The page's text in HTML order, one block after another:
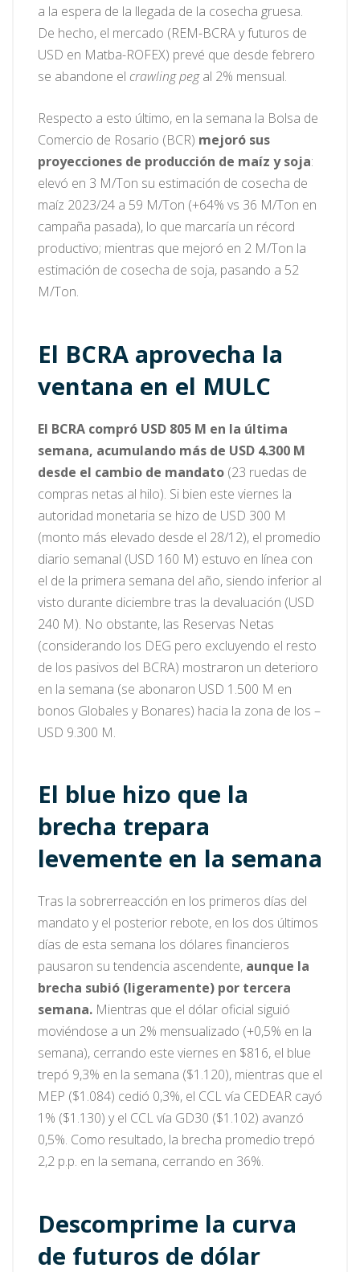
a la espera de la llegada de la cosecha gruesa.
De hecho, el mercado (REM-BCRA y futuros de
USD en Matba-ROFEX) prevé que desde febrero
se abandone el crawling pegal 2% mensual.
Respecto a esto último, en la semana la Bolsa de
Comercio de Rosario (BCR) mejoró sus
proyecciones de producción de maíz y soja:
elevó en 3 M/Ton su estimación de cosecha de
maíz 2023/24 a 59 M/Ton (+64% vs 36 M/Ton en
campaña pasada), lo que marcaría un récord
productivo; mientras que mejoró en 2 M/Ton la
estimación de cosecha de soja, pasando a 52
M/Ton.
El BCRA aprovecha la
ventana en el MULC
El BCRA compró USD 805 M en la última
semana, acumulando más de USD 4.300 M
desde el cambio de mandato (23 ruedas de
compras netas al hilo). Si bien este viernes la
autoridad monetaria se hizo de USD 300 M
(monto más elevado desde el 28/12), el promedio
diario semanal (USD 160 M) estuvo en línea con
el de la primera semana del año, siendo inferior al
visto durante diciembre tras la devaluación (USD
240 M). No obstante, las Reservas Netas
(considerando los DEG pero excluyendo el resto
de los pasivos del BCRA) mostraron un deterioro
en la semana (se abonaron USD 1.500 M en
bonos Globales y Bonares) hacia la zona de los –
USD 9.300 M.
El blue hizo que la
brecha trepara
levemente en la semana
Tras la sobrerreacción en los primeros días del
mandato y el posterior rebote, en los dos últimos
días de esta semana los dólares financieros
pausaron su tendencia ascendente, aunque la
brecha subió (ligeramente) por tercera
semana. Mientras que el dólar oficial siguió
moviéndose a un 2% mensualizado (+0,5% en la
semana), cerrando este viernes en $816, el blue
trepó 9,3% en la semana ($1.120), mientras que el
MEP ($1.084) cedió 0,3%, el CCL vía CEDEAR cayó
1% ($1.130) y el CCL vía GD30 ($1.102) avanzó
0,5%. Como resultado, la brecha promedio trepó
2,2 p.p. en la semana, cerrando en 36%.
Descomprime la curva
de futuros de dólar